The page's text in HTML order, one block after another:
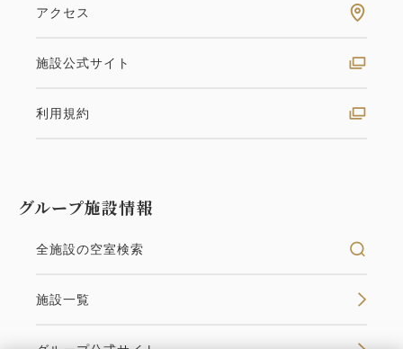
円~
アクセス
施設公式サイト
利用規約
グループ施設情報
全施設の空室検索
施設一覧